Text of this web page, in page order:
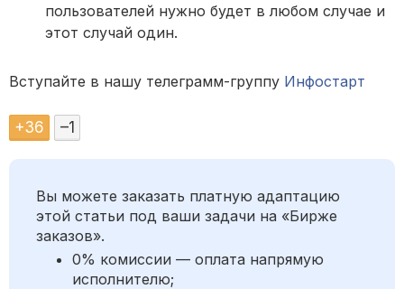
пользователей нужно будет в любом случае и
этот случай один.
Вступайте в нашу телеграмм-группу Инфостарт
+36 –1
Вы можете заказать платную адаптацию
этой статьи под ваши задачи на «Бирже
заказов».
0% комиссии — оплата напрямую
исполнителю;